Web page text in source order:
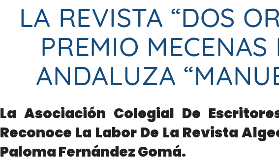
LA REVISTA “DOS
PREMIO
ANDALUZA
La Asociación Colegial De
Reconoce La Labor De La Revista
Paloma Fernández Gomá.